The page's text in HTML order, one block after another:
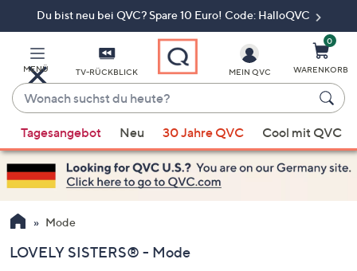
Du bist neu bei QVC? Spare 10 Euro! Code: HalloQVC
MENÜ TV-RÜCKBLICK
Wonach
suchst
du
heute?
Vorschläge
verfügbar
sind,
verwenden
Sie
Pfeiltasten
MEIN QVC
0
WARENKORB
Tagesangebot Neu 30 Jahre QVC Cool mit QVC
Mode
LOVELY SISTERS® - Mode